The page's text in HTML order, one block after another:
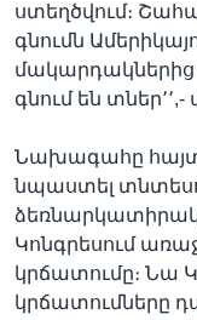
ստեղծվում։
գնումն
մակարդակներից
գնում են
Նախագահը
նպաստել
Կոնգրեսում
կրճատումը։ Նա
կրճատումները